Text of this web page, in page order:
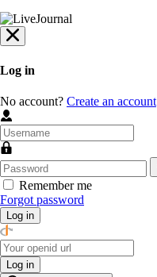
Log in
No account? Create an account
Remember me
Forgot password
Log in
Log in